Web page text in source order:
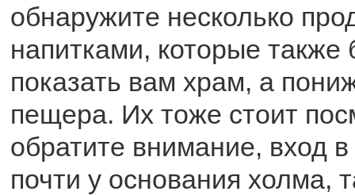
обнаружите несколько
напитками, которые также
показать вам храм, а
пещера. Их тоже стоит
обратите внимание, вход
почти у основания холма,